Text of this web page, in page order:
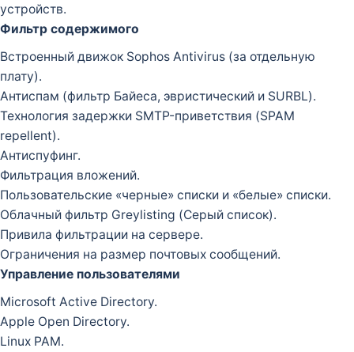
устройств.
Фильтр содержимого
Встроенный движок Sophos Antivirus (за отдельную
плату).
Антиспам (фильтр Байеса, эвристический и SURBL).
Технология задержки SMTP-приветствия (SPAM
repellent).
Антиспуфинг.
Фильтрация вложений.
Пользовательские «черные» списки и «белые» списки.
Облачный фильтр Greylisting (Серый список).
Привила фильтрации на сервере.
Ограничения на размер почтовых сообщений.
Управление пользователями
Microsoft Active Directory.
Apple Open Directory.
Linux PAM.